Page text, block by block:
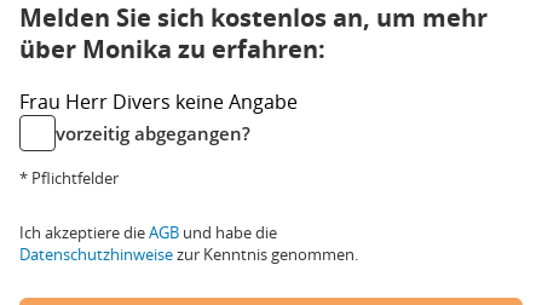
Melden Sie sich kostenlos an, um mehr
über Monika zu erfahren:
Frau Herr Divers keine Angabe
vorzeitig abgegangen?
* Pflichtfelder
Ich akzeptiere dieAGB und habe die
Datenschutzhinweisezur Kenntnis genommen.